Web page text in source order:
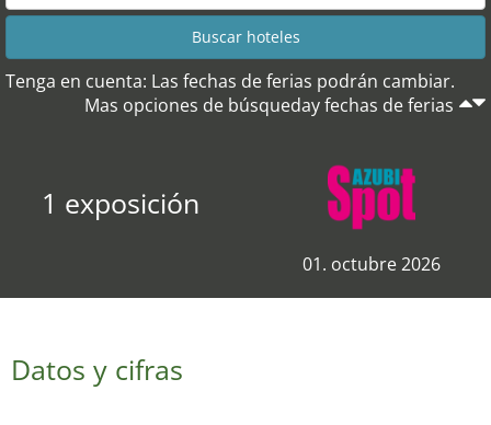
Tenga en cuenta: Las fechas de ferias podrán cambiar.
Mas opciones de búsqueday fechas de ferias
1 exposición
01. octubre 2026
Datos y cifras